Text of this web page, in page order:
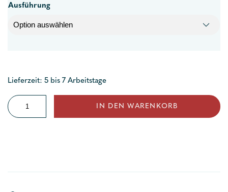
Ausführung
Lieferzeit: 5 bis 7 Arbeitstage
Alubadeleiter
mit
IN DEN WARENKORB